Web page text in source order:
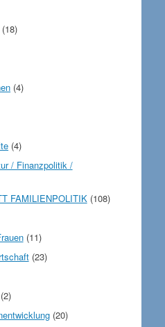
(18)
(4)
(4)
/ Finanzpolitik /
FAMILIENPOLITIK(108)
(11)
(23)
(20)